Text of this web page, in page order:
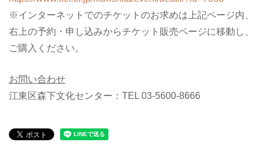
※インターネットでのチケットのお求めは上記ページ内、
右上の予約・申し込みからチケット販売ページに移動し、
ご購入ください。
お問い合わせ
江東区森下文化センター： TEL 03-5600-8666